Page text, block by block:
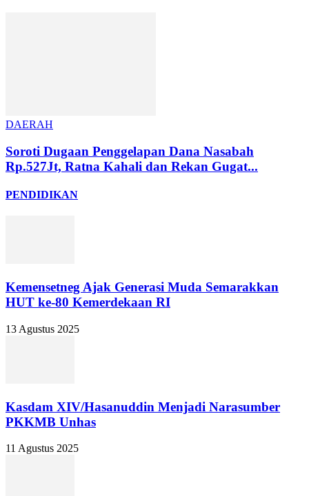
DAERAH
Soroti Dugaan Penggelapan Dana Nasabah
Rp.527Jt, Ratna Kahali dan Rekan Gugat...
PENDIDIKAN
Kemensetneg Ajak Generasi Muda Semarakkan
HUT ke-80 Kemerdekaan RI
13 Agustus 2025
Kasdam XIV/Hasanuddin Menjadi Narasumber
PKKMB Unhas
11 Agustus 2025